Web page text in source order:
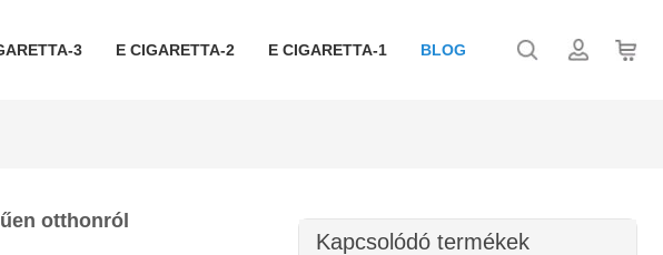
3 E CIGARETTA-2 E CIGARETTA-1 BLOG
otthonról
Kapcsolódó termékek